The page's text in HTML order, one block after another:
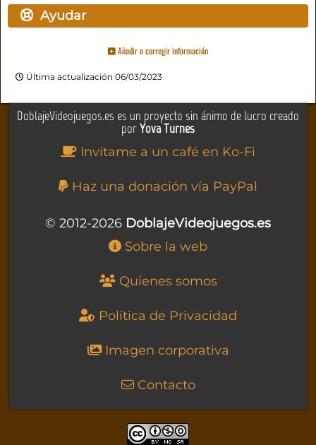
Ayudar
Añadir o corregir información
Última actualización 06/03/2023
DoblajeVideojuegos.es es un proyecto sin ánimo de lucro creado
porYova Turnes
Invítame a un café en Ko-Fi
Haz una donación vía PayPal
© 2012-2026 DoblajeVideojuegos.es
Sobre la web
Quienes somos
Política de Privacidad
Imagen corporativa
Contacto